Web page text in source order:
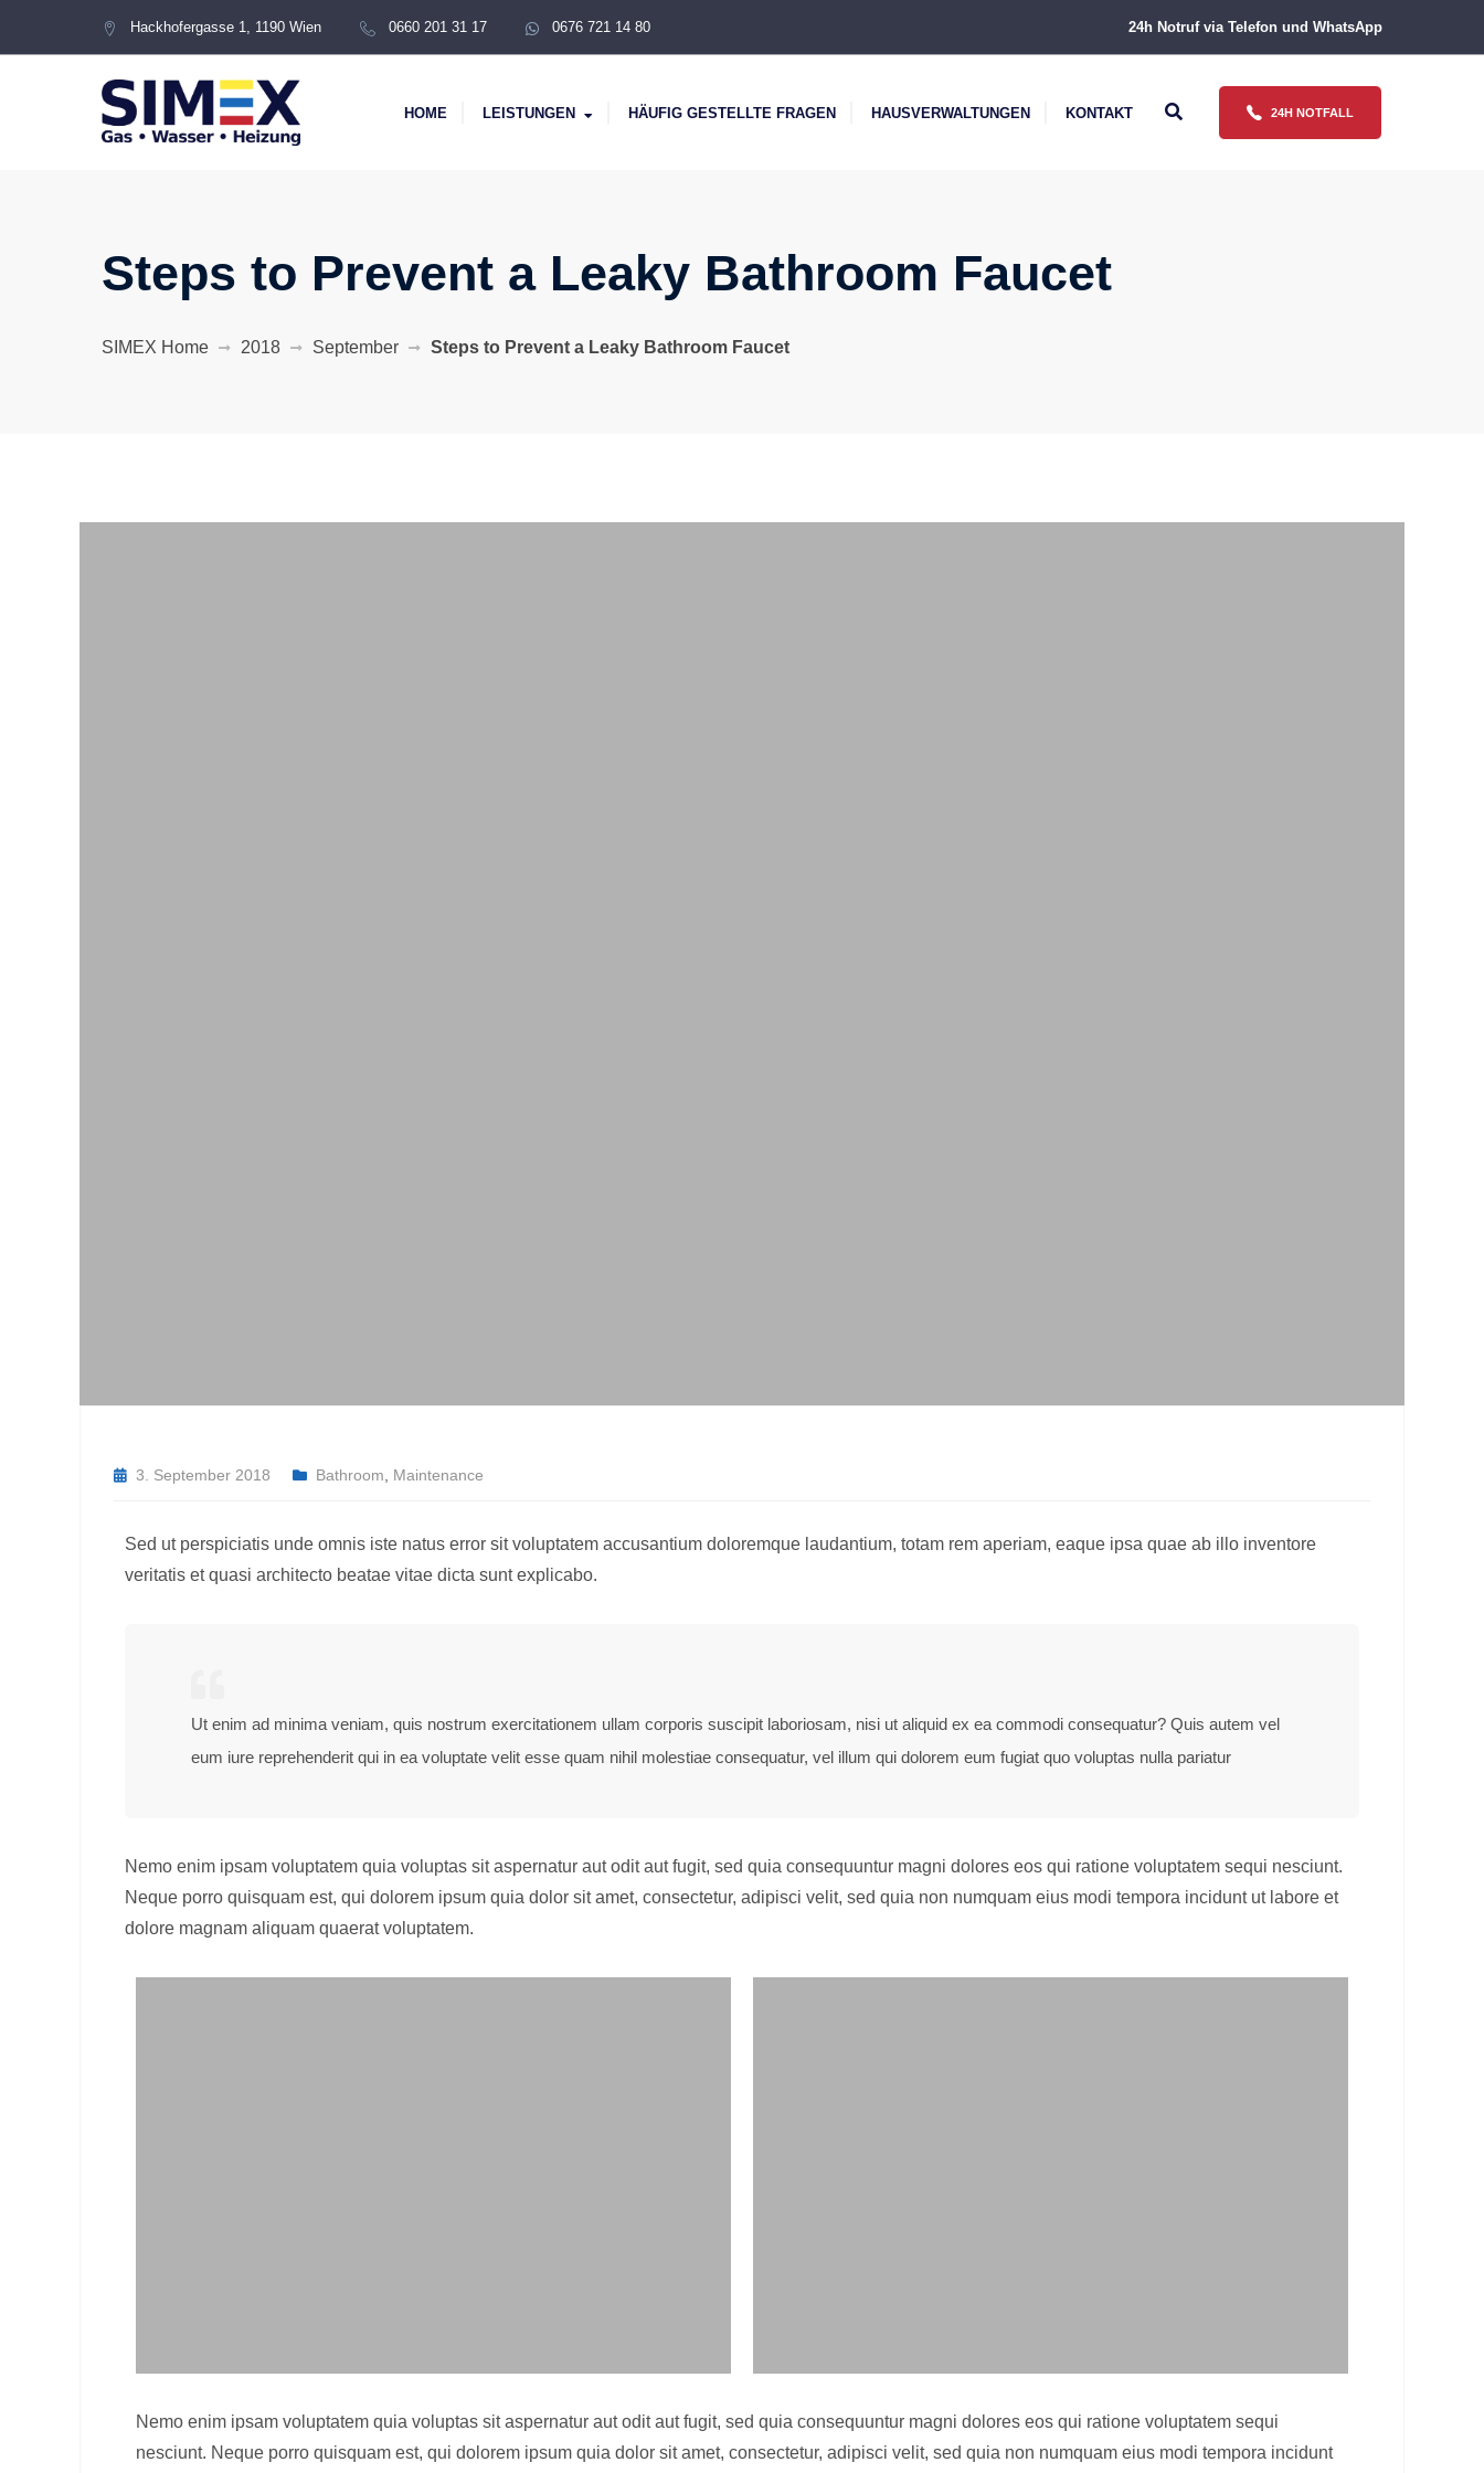
Hackhofergasse 1, 1190 Wien 0660 201 31 17 0676 721 14 80 24h Notruf via Telefon und WhatsApp
HOME LEISTUNGEN HÄUFIG GESTELLTE FRAGEN HAUSVERWALTUNGEN KONTAKT 24H NOTFALL
Steps to Prevent a Leaky Bathroom Faucet
SIMEX Home 2018 September Steps to Prevent a Leaky Bathroom Faucet
3. September 2018 Bathroom Maintenance
Sed ut perspiciatis unde omnis iste natus error sit voluptatem accusantium doloremque laudantium, totam rem aperiam, eaque ipsa quae ab illo inventore
veritatis et quasi architecto beatae vitae dicta sunt explicabo.
Ut enim ad minima veniam, quis nostrum exercitationem ullam corporis suscipit laboriosam, nisi ut aliquid ex ea commodi consequatur? Quis autem vel
eum iure reprehenderit qui in ea voluptate velit esse quam nihil molestiae consequatur, vel illum qui dolorem eum fugiat quo voluptas nulla pariatur
Nemo enim ipsam voluptatem quia voluptas sit aspernatur aut odit aut fugit, sed quia consequuntur magni dolores eos qui ratione voluptatem sequi nesciunt.
Neque porro quisquam est, qui dolorem ipsum quia dolor sit amet, consectetur, adipisci velit, sed quia non numquam eius modi tempora incidunt ut labore et
dolore magnam aliquam quaerat voluptatem.
Nemo enim ipsam voluptatem quia voluptas sit aspernatur aut odit aut fugit, sed quia consequuntur magni dolores eos qui ratione voluptatem sequi
nesciunt. Neque porro quisquam est, qui dolorem ipsum quia dolor sit amet, consectetur, adipisci velit, sed quia non numquam eius modi tempora incidunt